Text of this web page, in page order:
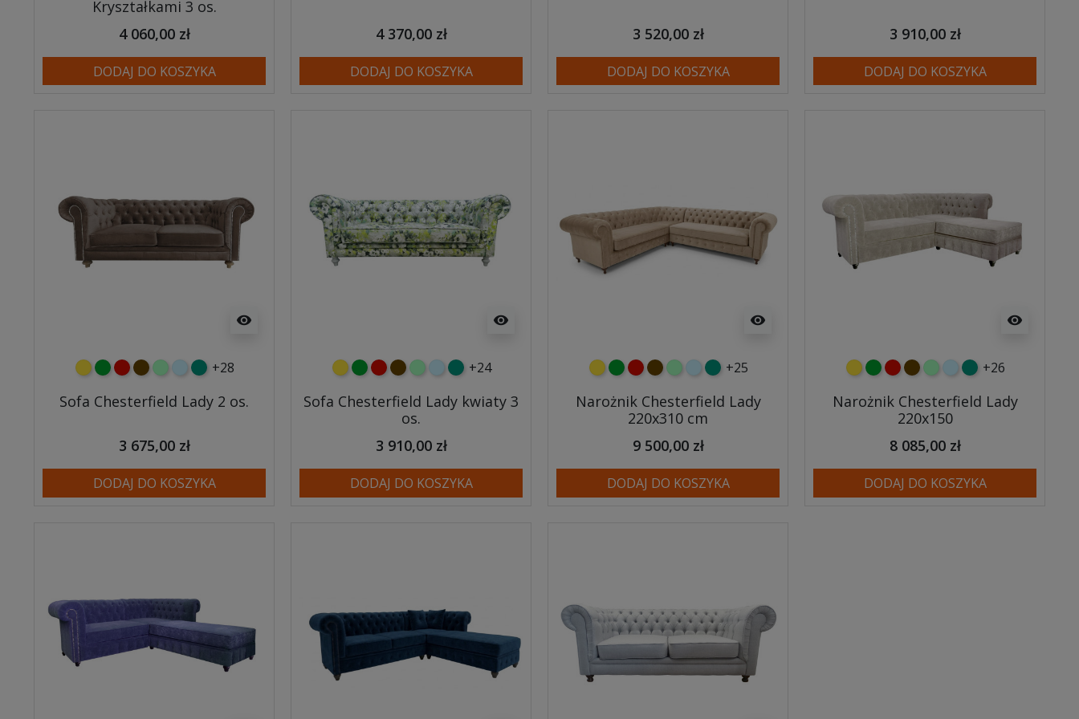
Kryształkami 3 os.
4 060,00 zł
DODAJ DO KOSZYKA
4 370,00 zł
DODAJ DO KOSZYKA
3 520,00 zł
DODAJ DO KOSZYKA
3 910,00 zł
DODAJ DO KOSZYKA
visibility
żółtyzielonyczerwony
czekoladowy
miętowybłękitny
turkusowy
+28
Sofa Chesterfield Lady 2 os.
3 675,00 zł
DODAJ DO KOSZYKA
visibility
żółtyzielonyczerwony
czekoladowy
miętowybłękitny
turkusowy
+24
Sofa Chesterfield Lady kwiaty 3
os.
3 910,00 zł
DODAJ DO KOSZYKA
visibility
żółtyzielonyczerwony
czekoladowy
miętowybłękitny
turkusowy
+25
Narożnik Chesterfield Lady
220x310 cm
9 500,00 zł
DODAJ DO KOSZYKA
visibility
żółtyzielonyczerwony
czekoladowy
miętowybłękitny
turkusowy
+26
Narożnik Chesterfield Lady
220x150
8 085,00 zł
DODAJ DO KOSZYKA